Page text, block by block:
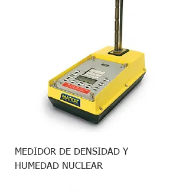
MEDIDOR DE DENSIDAD Y
HUMEDAD NUCLEAR